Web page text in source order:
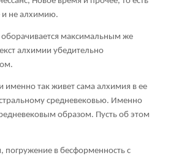
и не алхимию.
максимальным же
алхимии убедительно
именно так живет сама алхимия в ее
средневековью. Именно
образом. Пусть об этом
в бесформенность с